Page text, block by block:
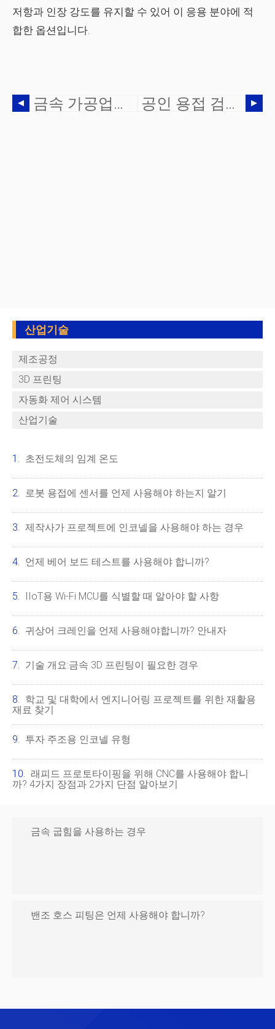
저항과 인장 강도를 유지할 수 있어 이 응용 분야에 적
합한 옵션입니다.
금속 가공업체를 위한 3D 프린팅의 이점은 무엇입니까? 공인 용접 검사관의 이점은 무엇입니까?
산업기술
제조공정
3D 프린팅
자동화 제어 시스템
산업기술
초전도체의 임계 온도
로봇 용접에 센서를 언제 사용해야 하는지 알기
제작사가 프로젝트에 인코넬을 사용해야 하는 경우
언제 베어 보드 테스트를 사용해야 합니까?
IIoT용 Wi-Fi MCU를 식별할 때 알아야 할 사항
귀상어 크레인을 언제 사용해야합니까? 안내자
기술 개요:금속 3D 프린팅이 필요한 경우
학교 및 대학에서 엔지니어링 프로젝트를 위한 재활용
재료 찾기
투자 주조용 인코넬 유형
래피드 프로토타이핑을 위해 CNC를 사용해야 합니
까? 4가지 장점과 2가지 단점 알아보기
금속 굽힘을 사용하는 경우
밴조 호스 피팅은 언제 사용해야 합니까?